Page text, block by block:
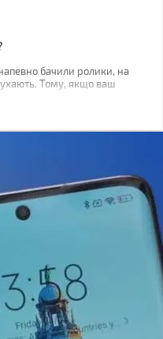
бачили ролики, на
Тому, якщо ваш